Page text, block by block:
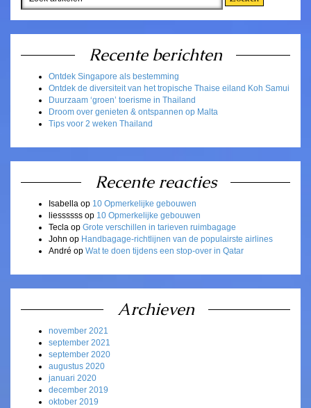
Recente berichten
Ontdek Singapore als bestemming
Ontdek de diversiteit van het tropische Thaise eiland Koh Samui
Duurzaam ‘groen’ toerisme in Thailand
Droom over genieten & ontspannen op Malta
Tips voor 2 weken Thailand
Recente reacties
Isabella op 10 Opmerkelijke gebouwen
liessssss op 10 Opmerkelijke gebouwen
Tecla op Grote verschillen in tarieven ruimbagage
John op Handbagage-richtlijnen van de populairste airlines
André op Wat te doen tijdens een stop-over in Qatar
Archieven
november 2021
september 2021
september 2020
augustus 2020
januari 2020
december 2019
oktober 2019